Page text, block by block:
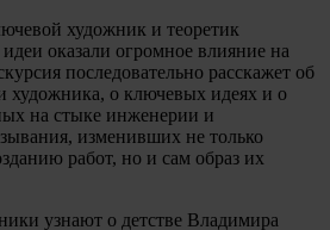
художник и теоретик
оказали огромное влияние на
последовательно расскажет об
художника, о ключевых идеях и о
на стыке инженерии и
изменивших не только
работ, но и сам образ их
узнают о детстве Владимира